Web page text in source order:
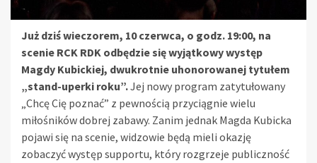
Już dziś wieczorem, 10 czerwca, o godz. 19:00, na
scenie RCK RDK odbędzie się wyjątkowy występ
Magdy Kubickiej, dwukrotnie uhonorowanej tytułem
„stand-uperki roku”.Jej nowy program zatytułowany
„Chcę Cię poznać” z pewnością przyciągnie wielu
miłośników dobrej zabawy. Zanim jednak Magda Kubicka
pojawi się na scenie, widzowie będą mieli okazję
zobaczyć występ supportu, który rozgrzeje publiczność